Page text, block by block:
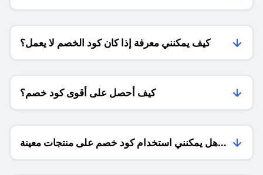
الشحن ؟
كيف يمكنني معرفة إذا كان كود الخصم لا يعمل؟
كيف أحصل على أقوى كود خصم؟
هل يمكنني استخدام كود خصم على منتجات معينة
فقط؟